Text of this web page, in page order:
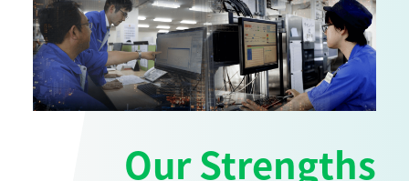
Our Strengths